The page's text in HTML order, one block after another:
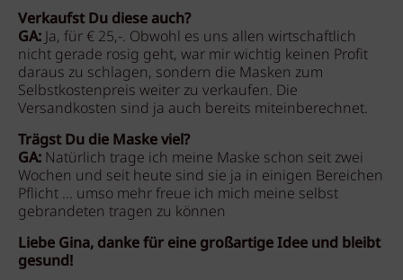
Verkaufst Du diese auch?
GA:Ja, für € 25,-. Obwohl es uns allen wirtschaftlich
nicht gerade rosig geht, war mir wichtig keinen Profit
daraus zu schlagen, sondern die Masken zum
Selbstkostenpreis weiter zu verkaufen. Die
Versandkosten sind ja auch bereits miteinberechnet.
Trägst Du die Maske viel?
GA: Natürlich trage ich meine Maske schon seit zwei
Wochen und seit heute sind sie ja in einigen Bereichen
Pflicht ... umso mehr freue ich mich meine selbst
gebrandeten tragen zu können
Liebe Gina, danke für eine großartige Idee und bleibt
gesund!